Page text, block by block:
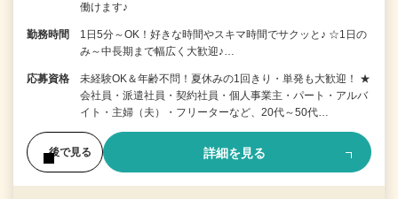
働けます♪
勤務時間
1日5分～OK！好きな時間やスキマ時間でサクッと♪ ☆1日の
み～中長期まで幅広く大歓迎♪…
応募資格
未経験OK＆年齢不問！夏休みの1回きり・単発も大歓迎！ ★
会社員・派遣社員・契約社員・個人事業主・パート・アルバ
イト・主婦（夫）・フリーターなど、20代～50代…
後で見る 詳細を見る